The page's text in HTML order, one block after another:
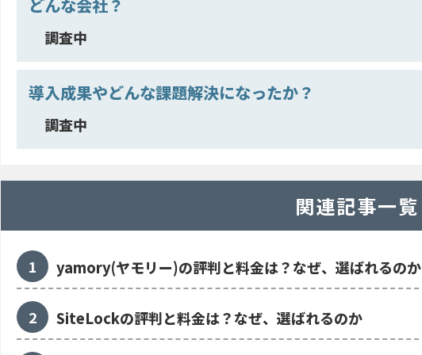
どんな会社？
調査中
導入成果やどんな課題解決になったか？
調査中
関連記事一覧
yamory(ヤモリー)の評判と料金は？なぜ、選ばれるのか
SiteLockの評判と料金は？なぜ、選ばれるのか